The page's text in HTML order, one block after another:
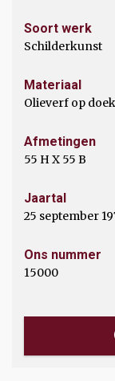
Soort werk
Schilderkunst
Materiaal
Olieverf op doek
Afmetingen
55 H X 55 B
Jaartal
25 september
Ons nummer
15000